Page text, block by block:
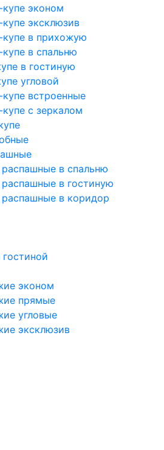
эконом
эксклюзив
в прихожую
в спальню
в гостиную
угловой
встроенные
с зеркалом
в спальню
в гостиную
в коридор
эконом
прямые
угловые
эксклюзив